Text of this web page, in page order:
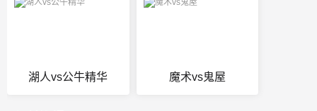
湖人vs公牛精华 魔术vs鬼屋